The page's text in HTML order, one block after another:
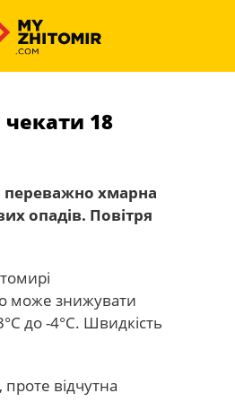
чекати 18
переважно хмарна
опадів. Повітря
може знижувати
до -4°С. Швидкість
проте відчутна